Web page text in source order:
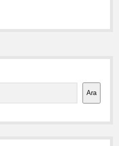
Ara